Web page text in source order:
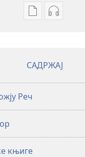
Формати
публикација
свет
Формати
садржаја
свет
САДРЖАЈ
Реч
књиге